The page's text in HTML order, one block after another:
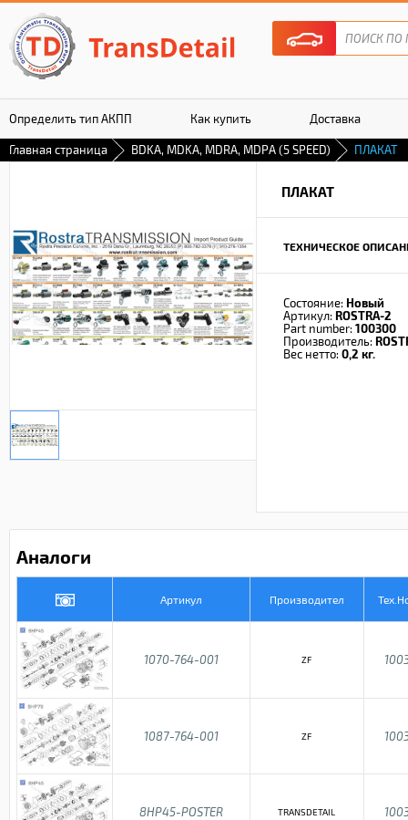
Определить тип АКПП Как купить Доставка
Гарантия
Главная страница BDKA, MDKA, MDRA, MDPA (5 SPEED) ПЛАКАТ
ПЛАКАТ
ТЕХНИЧЕСКОЕ
Состояние: Новый
Артикул: ROSTRA-2
Part number: 100300
Производитель:
Вес нетто: 0,2 кг.
Аналоги
Артикул Производител
1070-764-001 ZF
1087-764-001 ZF
8HP45-POSTER TRANSDETAIL